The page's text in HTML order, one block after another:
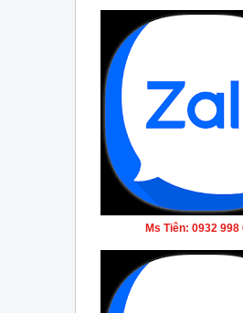
Ms Tiên: 0932 998